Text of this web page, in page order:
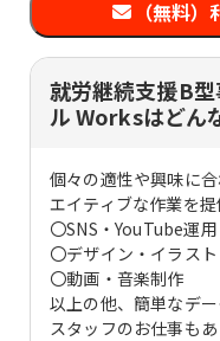
（無料
就労継続支援B
ル Worksはどん
個々の適性や興味に
エイティブな作業を提
〇SNS・YouTube運用
〇デザイン・イラスト
〇動画・音楽制作
以上の他、簡単なデ
スタッフのお仕事もあ